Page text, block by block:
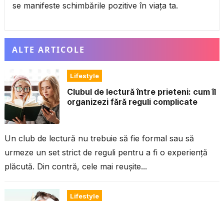
se manifeste schimbările pozitive în viața ta.
ALTE ARTICOLE
Lifestyle
Clubul de lectură între prieteni: cum îl
organizezi fără reguli complicate
Un club de lectură nu trebuie să fie formal sau să
urmeze un set strict de reguli pentru a fi o experiență
plăcută. Din contră, cele mai reușite...
Lifestyle